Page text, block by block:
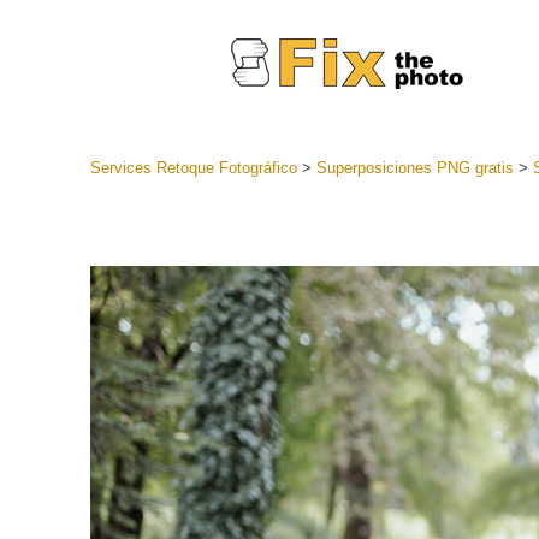
Servicios
preajustes
Ajustes
mejor
Services Retoque Fotográfico> Superposiciones PNG gratis >